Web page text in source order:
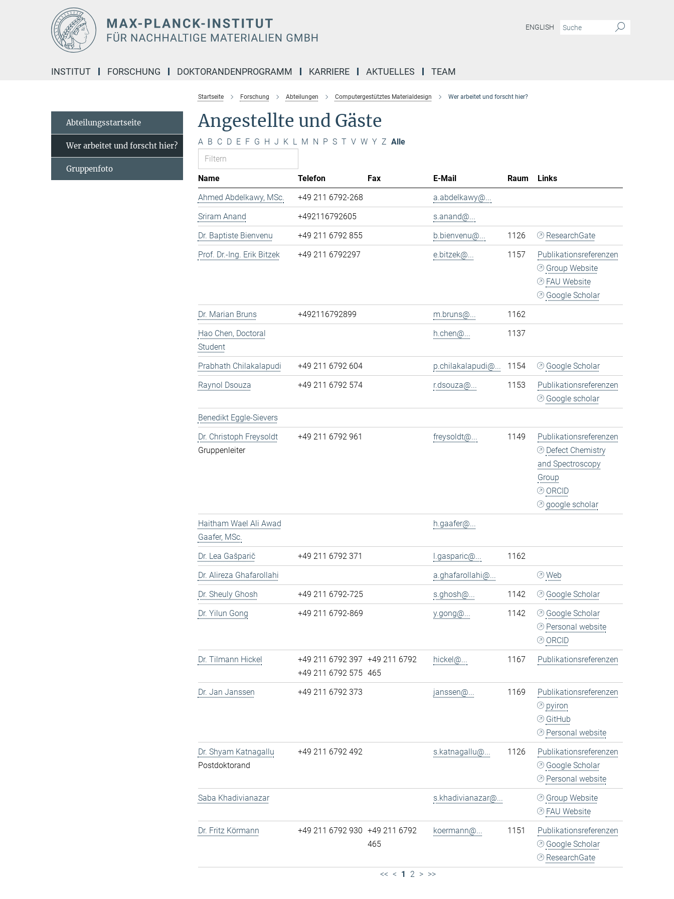
ENGLISH
INSTITUT FORSCHUNG DOKTORANDENPROGRAMM KARRIERE AKTUELLES TEAM
Startseite Forschung Abteilungen Computergestütztes Materialdesign Wer arbeitet und forscht hier?
Angestellte und Gäste
A B C D E F G H J K L M N P S T V W Y Z Alle
Name Telefon Fax E-Mail Raum
Links
Ahmed Abdelkawy, MSc.
+49 211 6792-268
a.abdelkawy@...
Sriram Anand
+492116792605
s.anand@...
Dr. Baptiste Bienvenu
+49 211 6792 855 b.bienvenu@... 1126
ResearchGate
Prof. Dr.-Ing. Erik Bitzek
+49 211 6792297 e.bitzek@... 1157
Publikationsreferenzen
Group Website
FAU Website
Google Scholar
Dr. Marian Bruns
+492116792899 m.bruns@...
1162
Hao Chen, Doctoral
Student
h.chen@... 1137
Prabhath Chilakalapudi +49 211 6792 604 p.chilakalapudi@... 1154
Google Scholar
Raynol Dsouza
+49 211 6792 574 r.dsouza@... 1153
Publikationsreferenzen
Google scholar
Benedikt Eggle-Sievers
Dr. Christoph Freysoldt
Gruppenleiter
+49 211 6792 961 freysoldt@... 1149
Publikationsreferenzen
Defect Chemistry
and Spectroscopy
Group
ORCID
google scholar
Haitham Wael Ali Awad
Gaafer, MSc.
h.gaafer@...
Dr. Lea Gašparič +49 211 6792 371 l.gasparic@...
1162
Dr. Alireza Ghafarollahi
a.ghafarollahi@...
Web
Dr. Sheuly Ghosh
+49 211 6792-725 s.ghosh@... 1142
Google Scholar
Dr. Yilun Gong
+49 211 6792-869 y.gong@... 1142
Google Scholar
Personal website
ORCID
Dr. Tilmann Hickel
+49 211 6792 397
+49 211 6792 575
+49 211 6792
465
hickel@... 1167 Publikationsreferenzen
Dr. Jan Janssen +49 211 6792 373 janssen@... 1169
Publikationsreferenzen
pyiron
GitHub
Personal website
Dr. Shyam Katnagallu
Postdoktorand
+49 211 6792 492 s.katnagallu@... 1126
Publikationsreferenzen
Google Scholar
Personal website
Saba Khadivianazar
s.khadivianazar@...
Group Website
FAU Website
Dr. Fritz Körmann
+49 211 6792 930 +49 211 6792
465
koermann@... 1151
Publikationsreferenzen
Google Scholar
ResearchGate
<< < 1 2 > >>
Abteilungsstartseite
Wer arbeitet und forscht hier?
Gruppenfoto